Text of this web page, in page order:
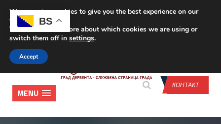
CONTACT US
КОНТАКТ
MENU
BS
We are using cookies to give you the best experience on our
website.
You can find out more about which cookies we are using or
switch them off in settings.
Accept